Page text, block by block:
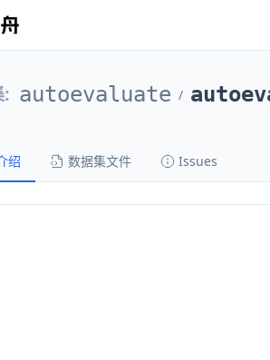
: autoevaluate /
绍 数据集文件 Issues